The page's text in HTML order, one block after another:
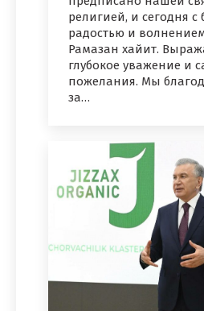
религией, и сегодня
радостью и
Рамазан хайит.
глубокое уважение и
пожелания. Мы
за…